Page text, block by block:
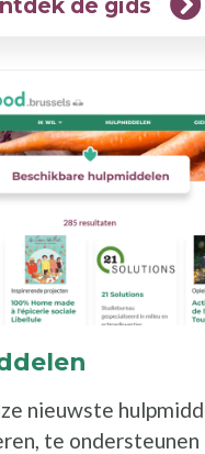
de gids
nieuwste
te ondersteunen